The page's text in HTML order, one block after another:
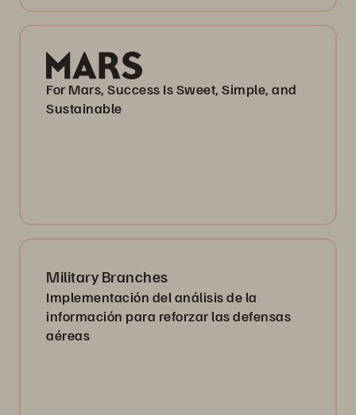
For Mars, Success Is Sweet, Simple, and
Sustainable
Military Branches
Implementación del análisis de la
información para reforzar las defensas
aéreas